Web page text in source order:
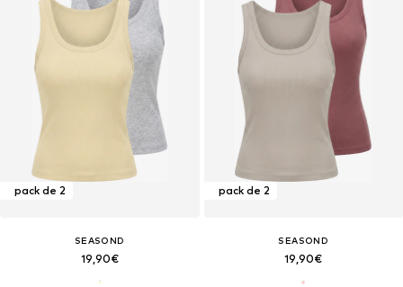
pack de 2
SEASOND
19,90€
pack de 2
SEASOND
19,90€